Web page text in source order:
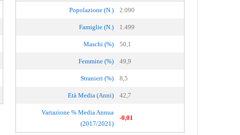
Popolazione (N.) 2.090
Famiglie (N.) 1.499
Maschi (%) 50,1
Femmine (%) 49,9
Stranieri (%) 8,5
Età Media (Anni) 42,7
Variazione % Media Annua
(2017/2021)
-0,01